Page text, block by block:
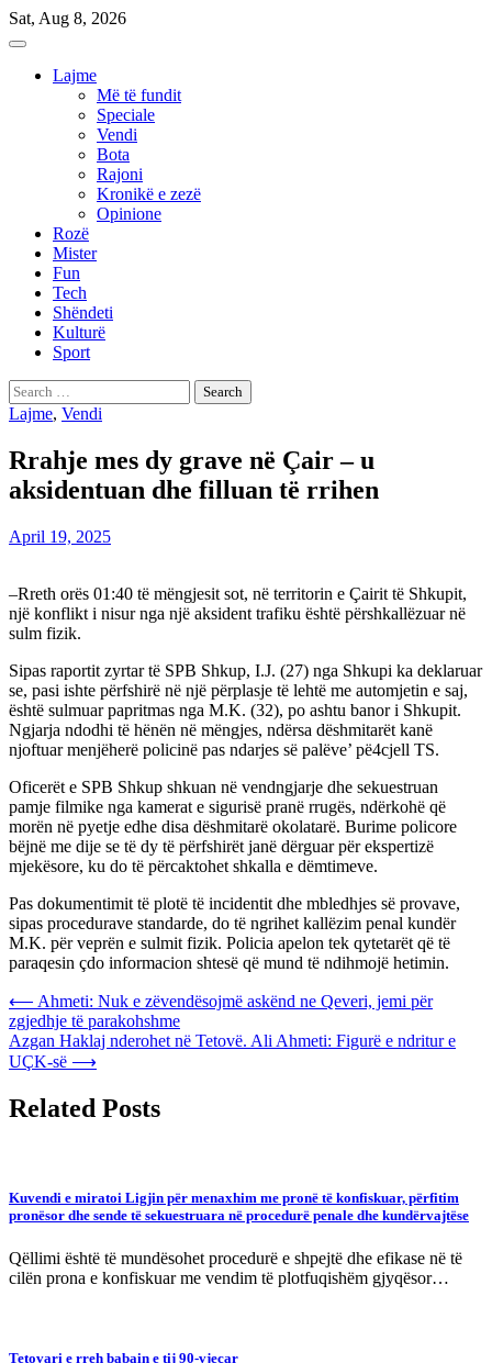
Skip
to
Sat, Aug 8, 2026
Lajme
Më të fundit
Speciale
Vendi
Bota
Rajoni
Kronikë e zezë
Opinione
Rozë
Mister
Fun
Tech
Shëndeti
Kulturë
Sport
Search
for:
Lajme, Vendi
Rrahje mes dy grave në Çair – u
aksidentuan dhe filluan të rrihen
April 19, 2025
–Rreth orës 01:40 të mëngjesit sot, në territorin e Çairit të Shkupit,
një konflikt i nisur nga një aksident trafiku është përshkallëzuar në
sulm fizik.
Sipas raportit zyrtar të SPB Shkup, I.J. (27) nga Shkupi ka deklaruar
se, pasi ishte përfshirë në një përplasje të lehtë me automjetin e saj,
është sulmuar papritmas nga M.K. (32), po ashtu banor i Shkupit.
Ngjarja ndodhi të hënën në mëngjes, ndërsa dëshmitarët kanë
njoftuar menjëherë policinë pas ndarjes së palëve’ pë4cjell TS.
Oficerët e SPB Shkup shkuan në vendngjarje dhe sekuestruan
pamje filmike nga kamerat e sigurisë pranë rrugës, ndërkohë që
morën në pyetje edhe disa dëshmitarë okolatarë. Burime policore
bëjnë me dije se të dy të përfshirët janë dërguar për ekspertizë
mjekësore, ku do të përcaktohet shkalla e dëmtimeve.
Pas dokumentimit të plotë të incidentit dhe mbledhjes së provave,
sipas procedurave standarde, do të ngrihet kallëzim penal kundër
M.K. për veprën e sulmit fizik. Policia apelon tek qytetarët që të
paraqesin çdo informacion shtesë që mund të ndihmojë hetimin.
Post
navigation
⟵ Ahmeti: Nuk e zëvendësojmë askënd ne Qeveri, jemi për
zgjedhje të parakohshme
Azgan Haklaj nderohet në Tetovë. Ali Ahmeti: Figurë e ndritur e
UÇK-së ⟶
Related Posts
Kuvendi e miratoi Ligjin për menaxhim me pronë të konfiskuar, përfitim
pronësor dhe sende të sekuestruara në procedurë penale dhe kundërvajtëse
Qëllimi është të mundësohet procedurë e shpejtë dhe efikase në të
cilën prona e konfiskuar me vendim të plotfuqishëm gjyqësor…
Tetovari e rreh babain e tij 90-vjeçar